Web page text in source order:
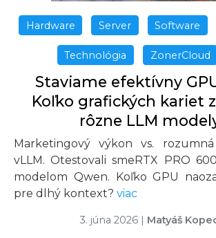
Hardware Server Software
Technológia ZonerCloud
Staviame efektívny
Koľko grafických kariet
rôzne LLM
Marketingový výkon vs.
vLLM. Otestovali smeRTX PRO
modelom Qwen. Koľko GPU
pre dlhý kontext? viac
3. júna 2026| Matyáš